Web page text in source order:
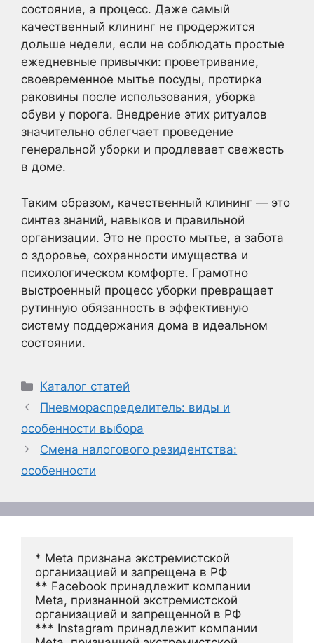
состояние, а процесс. Даже самый
качественный клининг не продержится
дольше недели, если не соблюдать простые
ежедневные привычки: проветривание,
своевременное мытье посуды, протирка
раковины после использования, уборка
обуви у порога. Внедрение этих ритуалов
значительно облегчает проведение
генеральной уборки и продлевает свежесть
в доме.
Таким образом, качественный клининг — это
синтез знаний, навыков и правильной
организации. Это не просто мытье, а забота
о здоровье, сохранности имущества и
психологическом комфорте. Грамотно
выстроенный процесс уборки превращает
рутинную обязанность в эффективную
систему поддержания дома в идеальном
состоянии.
Рубрики
Каталог статей
Пневмораспределитель: виды и
особенности выбора
Смена налогового резидентства:
особенности
* Meta признана экстремистской
организацией и запрещена в РФ
** Facebook принадлежит компании
Meta, признанной экстремистской
организацией и запрещенной в РФ
*** Instagram принадлежит компании